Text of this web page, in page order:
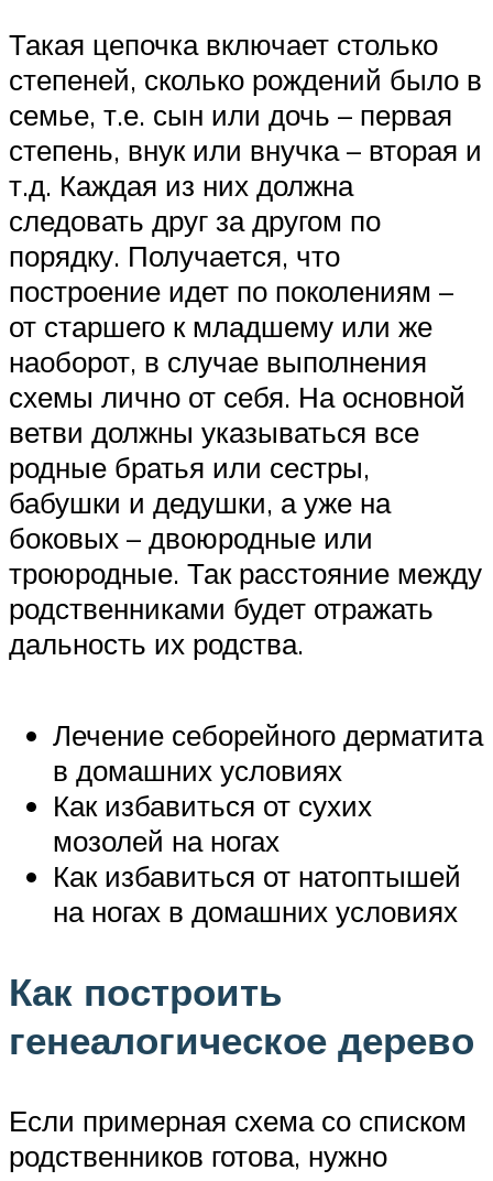
Такая цепочка включает столько
степеней, сколько рождений было в
семье, т.е. сын или дочь – первая
степень, внук или внучка – вторая и
т.д. Каждая из них должна
следовать друг за другом по
порядку. Получается, что
построение идет по поколениям –
от старшего к младшему или же
наоборот, в случае выполнения
схемы лично от себя. На основной
ветви должны указываться все
родные братья или сестры,
бабушки и дедушки, а уже на
боковых – двоюродные или
троюродные. Так расстояние между
родственниками будет отражать
дальность их родства.
Лечение себорейного дерматита
в домашних условиях
Как избавиться от сухих
мозолей на ногах
Как избавиться от натоптышей
на ногах в домашних условиях
Как построить
генеалогическое дерево
Если примерная схема со списком
родственников готова, нужно